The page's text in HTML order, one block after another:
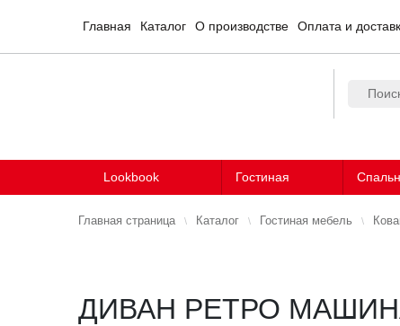
Главная Каталог О производстве Оплата и
Lookbook Гостиная
Главная страница Каталог Гостиная мебель
ДИВАН РЕТРО